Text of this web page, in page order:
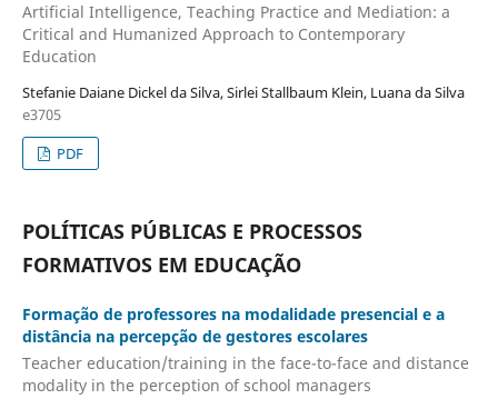
Artificial Intelligence, Teaching Practice and Mediation: a
Critical and Humanized Approach to Contemporary
Education
Stefanie Daiane Dickel da Silva, Sirlei Stallbaum Klein, Luana da Silva
e3705
PDF
POLÍTICAS PÚBLICAS E PROCESSOS
FORMATIVOS EM EDUCAÇÃO
Formação de professores na modalidade presencial e a
distância na percepção de gestores escolares
Teacher education/training in the face-to-face and distance
modality in the perception of school managers